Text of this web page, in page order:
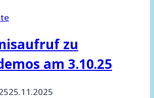
unten
gegen
von
zu
am 3.10.25
25.11.2025